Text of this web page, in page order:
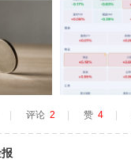
期的思考逻辑都做了讲解，
富和钱不是一回事他有一句
...
| 评论 2 | 赞 4 |